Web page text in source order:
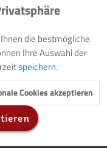
olympischen Ringen
Aktiv
Inaktiv
Inaktiv
Inaktiv
die bestmögliche
Ihre Auswahl der
speichern.
Cookies akzeptieren